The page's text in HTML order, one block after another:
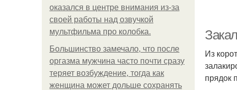
оказался в центре внимания из-за
своей работы над озвучкой
мультфильма про колобка.
Большинство замечало, что после
оргазма мужчина часто почти сразу
теряет возбуждение, тогда как
женщина может дольше сохранять
Из
прядок